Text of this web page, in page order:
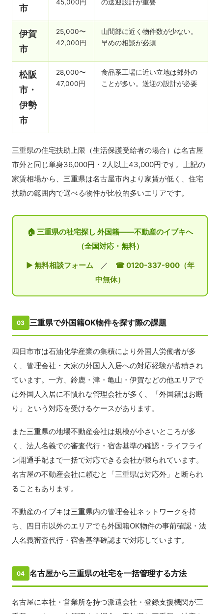
市
45,000円 の送迎設計が重要
伊賀
市
25,000〜
42,000円
山間部に近く物件数が少ない。
早めの相談が必須
松阪
市・
伊勢
市
28,000〜
47,000円
食品系工場に近い立地は郊外の
ことが多い。送迎の設計が必要
三重県の住宅扶助上限（生活保護受給者の場合）は名古屋
市外と同じ単身36,000円・2人以上43,000円です。上記の
家賃相場から、三重県は名古屋市内より家賃が低く、住宅
扶助の範囲内で選べる物件が比較的多いエリアです。
🏠 三重県の社宅探し 外国籍——不動産のイブキへ
（全国対応・無料）
▶ 無料相談フォーム ／ ☎ 0120-337-900（年
中無休）
03 三重県で外国籍OK物件を探す際の課題
四日市市は石油化学産業の集積により外国人労働者が多
く、管理会社・大家の外国人入居への対応経験が蓄積され
ています。一方、鈴鹿・津・亀山・伊賀などの他エリアで
は外国人入居に不慣れな管理会社が多く、「外国籍はお断
り」という対応を受けるケースがあります。
また三重県の地場不動産会社は規模が小さいところが多
く、法人名義での審査代行・宿舎基準の確認・ライフライ
ン開通手配まで一括で対応できる会社が限られています。
名古屋の不動産会社に頼むと「三重県は対応外」と断られ
ることもあります。
不動産のイブキは三重県内の管理会社ネットワークを持
ち、四日市以外のエリアでも外国籍OK物件の事前確認・法
人名義審査代行・宿舎基準確認まで対応しています。
04 名古屋から三重県の社宅を一括管理する方法
名古屋に本社・営業所を持つ派遣会社・登録支援機関が三